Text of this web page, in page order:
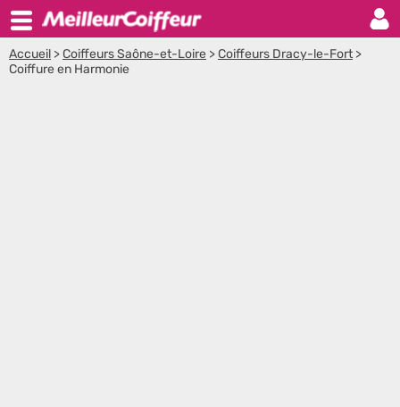
Accueil >Coiffeurs Saône-et-Loire >Coiffeurs Dracy-le-Fort>
Coiffure en Harmonie